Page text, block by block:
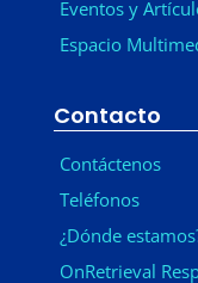
Eventos y
Espacio
Contacto
Contáctenos
Teléfonos
¿Dónde
OnRetrieval